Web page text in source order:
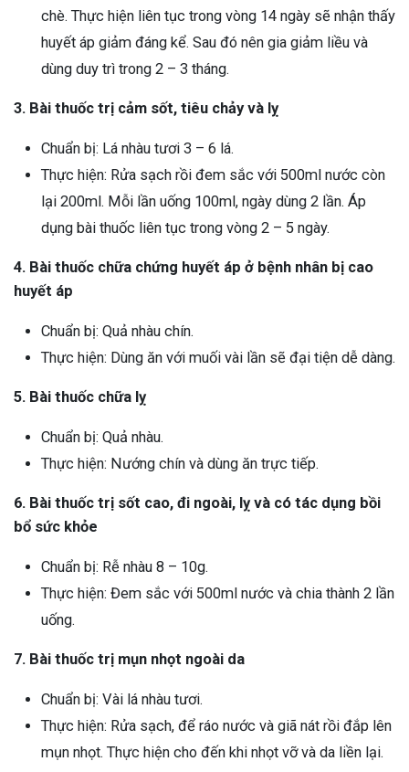
chè. Thực hiện liên tục trong vòng 14 ngày sẽ nhận thấy
huyết áp giảm đáng kể. Sau đó nên gia giảm liều và
dùng duy trì trong 2 – 3 tháng.
3. Bài thuốc trị cảm sốt, tiêu chảy và lỵ
Chuẩn bị: Lá nhàu tươi 3 – 6 lá.
Thực hiện: Rửa sạch rồi đem sắc với 500ml nước còn
lại 200ml. Mỗi lần uống 100ml, ngày dùng 2 lần. Áp
dụng bài thuốc liên tục trong vòng 2 – 5 ngày.
4. Bài thuốc chữa chứng huyết áp ở bệnh nhân bị cao
huyết áp
Chuẩn bị: Quả nhàu chín.
Thực hiện: Dùng ăn với muối vài lần sẽ đại tiện dễ dàng.
5. Bài thuốc chữa lỵ
Chuẩn bị: Quả nhàu.
Thực hiện: Nướng chín và dùng ăn trực tiếp.
6. Bài thuốc trị sốt cao, đi ngoài, lỵ và có tác dụng bồi
bổ sức khỏe
Chuẩn bị: Rễ nhàu 8 – 10g.
Thực hiện: Đem sắc với 500ml nước và chia thành 2 lần
uống.
7. Bài thuốc trị mụn nhọt ngoài da
Chuẩn bị: Vài lá nhàu tươi.
Thực hiện: Rửa sạch, để ráo nước và giã nát rồi đắp lên
mụn nhọt. Thực hiện cho đến khi nhọt vỡ và da liền lại.